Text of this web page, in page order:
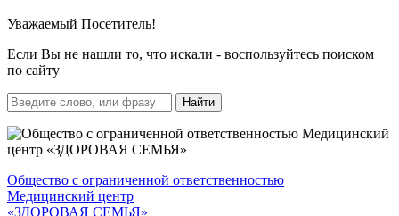
Уважаемый Посетитель!
Если Вы не нашли то, что искали - воспользуйтесь поиском
по сайту
Найти
Общество с ограниченной ответственностью
Медицинский центр
«ЗДОРОВАЯ СЕМЬЯ»